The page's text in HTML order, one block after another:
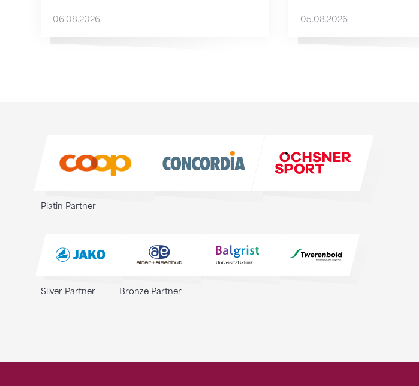
06.08.2026 05.08.2026
Platin Partner
Silver Partner Bronze Partner